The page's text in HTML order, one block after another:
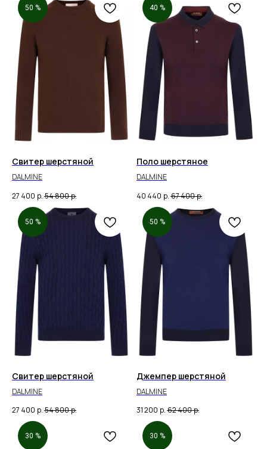
50 %
Свитер шерстяной
DALMINE
27 400 р. 54 800р.
40 %
Поло шерстяное
DALMINE
40 440 р. 67 400р.
50 %
Свитер шерстяной
DALMINE
27 400 р. 54 800р.
50 %
Джемпер шерстяной
DALMINE
31 200 р. 62 400р.
30 % 30 %